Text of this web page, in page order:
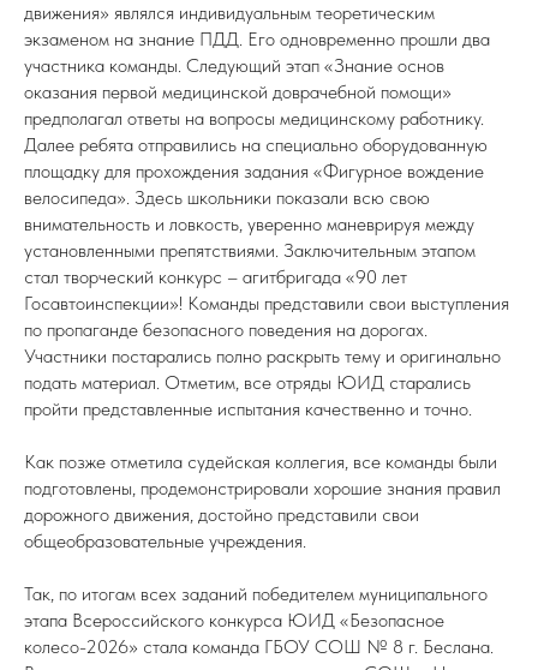
движения» являлся индивидуальным теоретическим
экзаменом на знание ПДД. Его одновременно прошли два
участника команды. Следующий этап «Знание основ
оказания первой медицинской доврачебной помощи»
предполагал ответы на вопросы медицинскому работнику.
Далее ребята отправились на специально оборудованную
площадку для прохождения задания «Фигурное вождение
велосипеда». Здесь школьники показали всю свою
внимательность и ловкость, уверенно маневрируя между
установленными препятствиями. Заключительным этапом
стал творческий конкурс – агитбригада «90 лет
Госавтоинспекции»! Команды представили свои выступления
по пропаганде безопасного поведения на дорогах.
Участники постарались полно раскрыть тему и оригинально
подать материал. Отметим, все отряды ЮИД старались
пройти представленные испытания качественно и точно.
Как позже отметила судейская коллегия, все команды были
подготовлены, продемонстрировали хорошие знания правил
дорожного движения, достойно представили свои
общеобразовательные учреждения.
Так, по итогам всех заданий победителем муниципального
этапа Всероссийского конкурса ЮИД «Безопасное
колесо-2026» стала команда ГБОУ СОШ № 8 г. Беслана.